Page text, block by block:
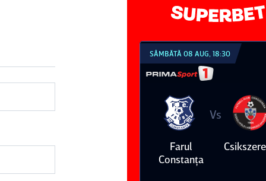
Farul
Vs
SÂMBĂTĂ 08 AUG, 21:30
Dinamo
Vs
FC